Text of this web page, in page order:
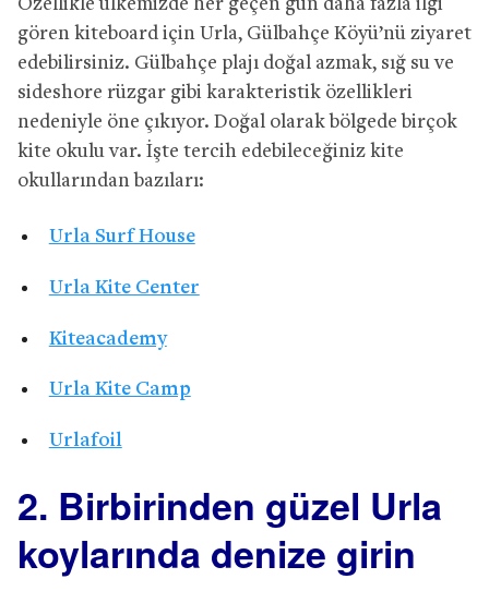
Özellikle ülkemizde her geçen gün daha fazla ilgi
gören kiteboard için Urla, Gülbahçe Köyü’nü ziyaret
edebilirsiniz. Gülbahçe plajı doğal azmak, sığ su ve
sideshore rüzgar gibi karakteristik özellikleri
nedeniyle öne çıkıyor. Doğal olarak bölgede birçok
kite okulu var. İşte tercih edebileceğiniz kite
okullarından bazıları:
Urla Surf House
Urla Kite Center
Kiteacademy
Urla Kite Camp
Urlafoil
2. Birbirinden güzel Urla
koylarında denize girin